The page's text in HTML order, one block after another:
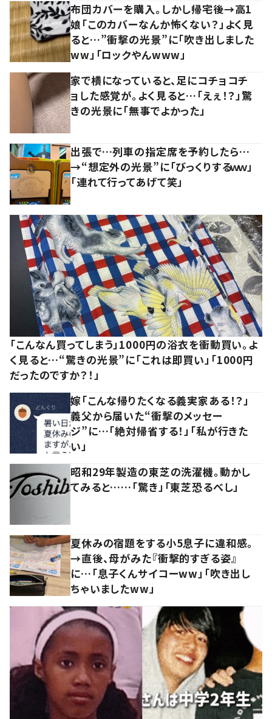
布団カバーを購入。しかし帰宅後→高1
娘「このカバーなんか怖くない？」よく見
ると…”衝撃の光景”に「吹き出しました
ww」「ロックやんwww」
家で横になっていると、足にコチョコチ
ョした感覚が。よく見ると…「えぇ！？」驚
きの光景に「無事でよかった」
出張で…列車の指定席を予約したら…
→“想定外の光景”に「びっくりするｗｗ」
「連れて行ってあげて笑」
「こんなん買ってしまう」1000円の浴衣を衝動買い。よ
く見ると…“驚きの光景”に「これは即買い」「1000円
だったのですか？！」
嫁「こんな帰りたくなる義実家ある！？」
義父から届いた“衝撃のメッセー
ジ”に…「絶対帰省する！」「私が行きた
い」
昭和29年製造の東芝の洗濯機。動かし
てみると……「驚き」「東芝恐るべし」
夏休みの宿題をする小5息子に違和感。
→直後、母がみた『衝撃的すぎる姿』
に…「息子くんサイコーww」「吹き出し
ちゃいましたww」